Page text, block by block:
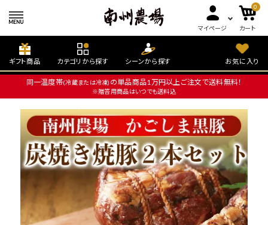
マイページ
0
カート
ギフト商品 カテゴリから探す シーンから探す お気に入り
同一温度帯(冷蔵または冷凍) の単品商品1万円以上ご注文で送料無料！
※贈答用商品はいつでも送料込